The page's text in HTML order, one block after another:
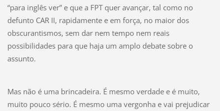
“para inglês ver” e que a FPT quer avançar, tal como no
defunto CAR II, rapidamente e em força, no maior dos
obscurantismos, sem dar nem tempo nem reais
possibilidades para que haja um amplo debate sobre o
assunto.
Mas não é uma brincadeira. É mesmo verdade e é muito,
muito pouco sério. É mesmo uma vergonha e vai prejudicar